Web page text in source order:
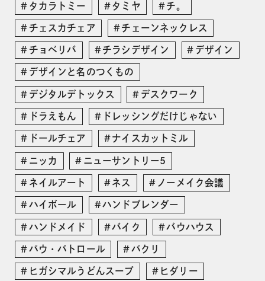
タカラトミー タミヤ チ。
チェスカチェア チェーンネックレス
チョベリバ チラシデザイン デザイン
デザインと名のつくもの
デジタルデトックス デスクワーク
ドラえもん ドレッシングだけじゃない
ドールチェア ナイスカットミル
ニッカ ニューサントリー5
ネイルアート ネス ノーメイク会議
ハイボール ハンドブレンダー
ハンドメイド バイク バウハウス
パウ・パトロール パクリ
ヒガシマルうどんスープ ヒダリー